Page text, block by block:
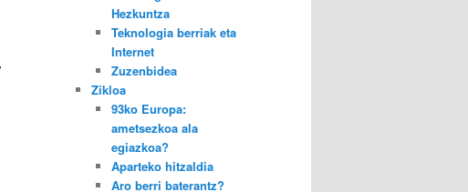
Hezkuntza
Teknologia berriak eta
Internet
Zuzenbidea
Zikloa
93ko Europa:
ametsezkoa ala
egiazkoa?
Aparteko hitzaldia
Aro berri baterantz?